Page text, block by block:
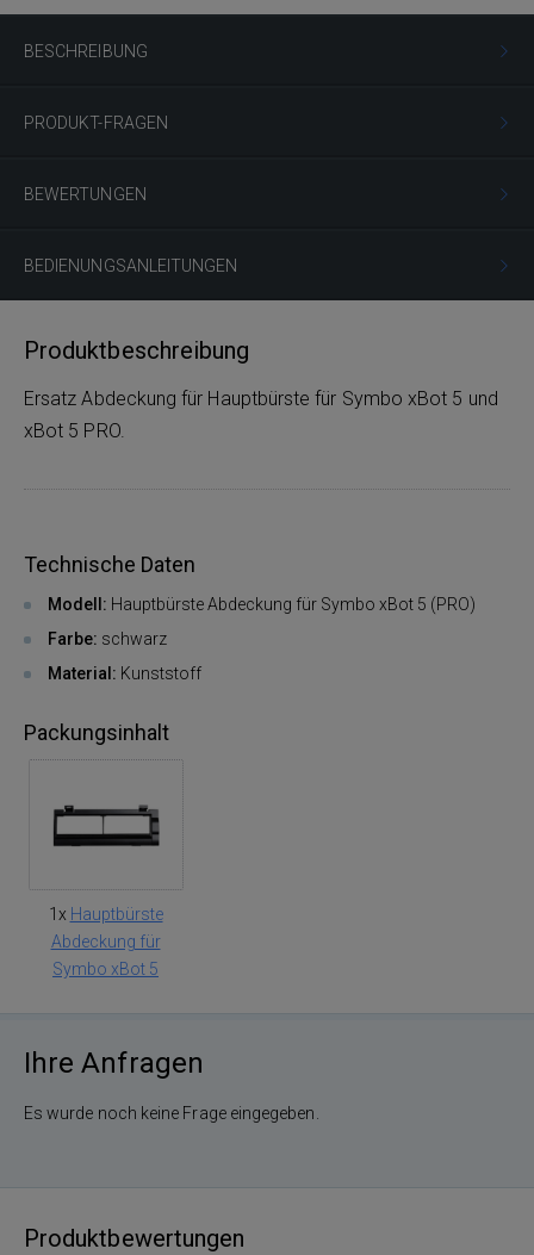
BESCHREIBUNG
PRODUKT-FRAGEN
BEWERTUNGEN
BEDIENUNGSANLEITUNGEN
Produktbeschreibung
Ersatz Abdeckung für Hauptbürste für Symbo xBot 5 und
xBot 5 PRO.
Technische Daten
Modell: Hauptbürste Abdeckung für Symbo xBot 5 (PRO)
Farbe: schwarz
Material: Kunststoff
Packungsinhalt
1x Hauptbürste
Abdeckung für
Symbo xBot 5
Ihre Anfragen
Es wurde noch keine Frage eingegeben.
Produktbewertungen